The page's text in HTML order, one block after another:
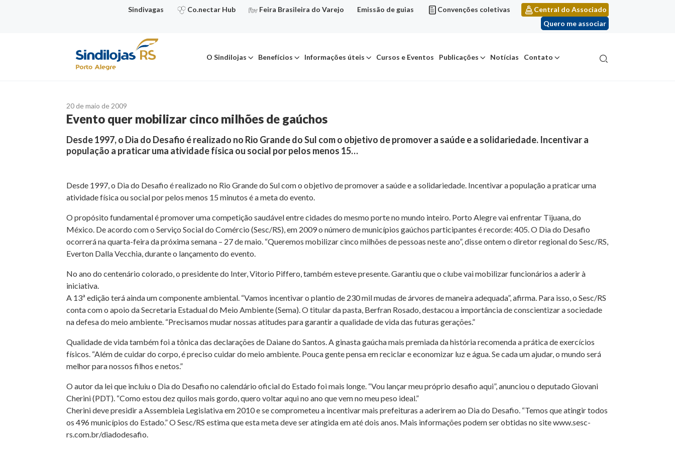
Sindivagas Co.nectar Hub Feira Brasileira do Varejo Emissão de guias Convenções coletivas
Central do Associado
Quero me associar
O Sindilojas Benefícios Informações úteis Cursos e Eventos Publicações Notícias Contato
20 de maio de 2009
Evento quer mobilizar cinco milhões de gaúchos
Desde 1997, o Dia do Desafio é realizado no Rio Grande do Sul com o objetivo de promover a saúde e a solidariedade. Incentivar a
população a praticar uma atividade física ou social por pelos menos 15…
Desde 1997, o Dia do Desafio é realizado no Rio Grande do Sul com o objetivo de promover a saúde e a solidariedade. Incentivar a população a praticar uma
atividade física ou social por pelos menos 15 minutos é a meta do evento.
O propósito fundamental é promover uma competição saudável entre cidades do mesmo porte no mundo inteiro. Porto Alegre vai enfrentar Tijuana, do
México. De acordo com o Serviço Social do Comércio (Sesc/RS), em 2009 o número de municípios gaúchos participantes é recorde: 405. O Dia do Desafio
ocorrerá na quarta-feira da próxima semana – 27 de maio. “Queremos mobilizar cinco milhões de pessoas neste ano”, disse ontem o diretor regional do Sesc/RS,
Everton Dalla Vecchia, durante o lançamento do evento.
No ano do centenário colorado, o presidente do Inter, Vitorio Piffero, também esteve presente. Garantiu que o clube vai mobilizar funcionários a aderir à
iniciativa.
A 13ª edição terá ainda um componente ambiental. “Vamos incentivar o plantio de 230 mil mudas de árvores de maneira adequada”, afirma. Para isso, o Sesc/RS
conta com o apoio da Secretaria Estadual do Meio Ambiente (Sema). O titular da pasta, Berfran Rosado, destacou a importância de conscientizar a sociedade
na defesa do meio ambiente. “Precisamos mudar nossas atitudes para garantir a qualidade de vida das futuras gerações.”
Qualidade de vida também foi a tônica das declarações de Daiane do Santos. A ginasta gaúcha mais premiada da história recomenda a prática de exercícios
físicos. “Além de cuidar do corpo, é preciso cuidar do meio ambiente. Pouca gente pensa em reciclar e economizar luz e água. Se cada um ajudar, o mundo será
melhor para nossos filhos e netos.”
O autor da lei que incluiu o Dia do Desafio no calendário oficial do Estado foi mais longe. “Vou lançar meu próprio desafio aqui”, anunciou o deputado Giovani
Cherini (PDT). “Como estou dez quilos mais gordo, quero voltar aqui no ano que vem no meu peso ideal.”
Cherini deve presidir a Assembleia Legislativa em 2010 e se comprometeu a incentivar mais prefeituras a aderirem ao Dia do Desafio. “Temos que atingir todos
os 496 municípios do Estado.” O Sesc/RS estima que esta meta deve ser atingida em até dois anos. Mais informações podem ser obtidas no site www.sesc-
rs.com.br/diadodesafio.